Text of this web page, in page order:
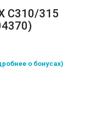
C310/315
о бонусах)